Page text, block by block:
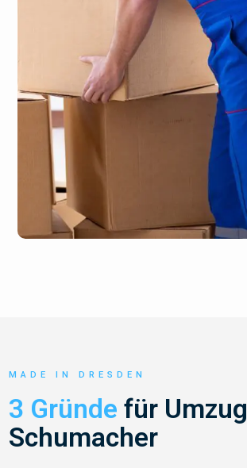
MADE IN DRESDEN
3 Gründe für Umzug
Schumacher